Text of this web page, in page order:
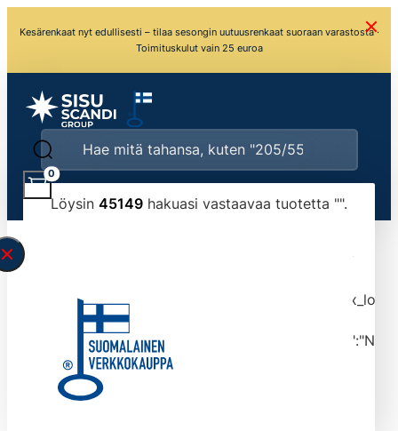
Kesärenkaat nyt edullisesti – tilaa sesongin uutuusrenkaat suoraan varastosta ·
Toimituskulut vain 25 euroa
Löysin 45149 hakuasi vastaavaa tuotetta "".
typed the search query correctly.<br>Currently
tmlmvi","meta_query":
data-original-query-vars="[]" data-page="1"
data-max-pages="4515" data-start="1" data-
end="10">
0